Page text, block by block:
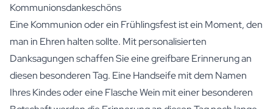
Kommunionsdankeschöns
Eine Kommunion oder ein Frühlingsfest ist ein Moment, den
man in Ehren halten sollte. Mit personalisierten
Danksagungen schaffen Sie eine greifbare Erinnerung an
diesen besonderen Tag. EineHandseife mit dem Namen
Ihres Kindesoder eine Flasche Wein mit einer besonderen